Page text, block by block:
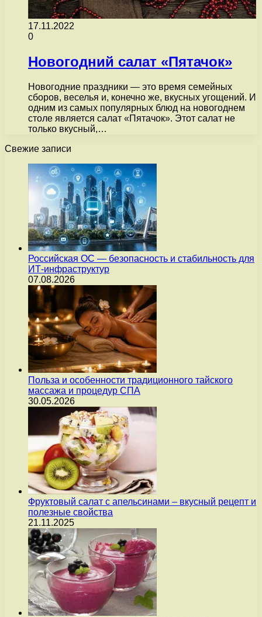
17.11.2022
0
Новогодний салат «Пятачок»
Новогодние праздники — это время семейных
сборов, веселья и, конечно же, вкусных угощений. И
одним из самых популярных блюд на новогоднем
столе является салат «Пятачок». Этот салат не
только вкусный,…
Свежие записи
Российская ОС — безопасность и стабильность для
ИТ-инфраструктур
07.08.2026
Польза и особенности традиционного тайского
массажа и процедур СПА
30.05.2026
Фруктовый салат с апельсинами – вкусный рецепт и
полезные свойства
21.11.2025